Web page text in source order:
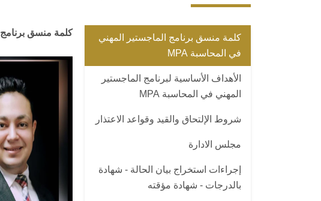
كلمة منسق برنامج الماجستير المهني
في المحاسبة MPA
الأهداف الأساسية لبرنامج الماجستير
المهني في المحاسبة MPA
شروط الإلتحاق والقيد وقواعد الاعتذار
مجلس الادارة
إجراءات استخراج بيان الحالة - شهادة
بالدرجات - شهادة مؤقته
كلمة منسق